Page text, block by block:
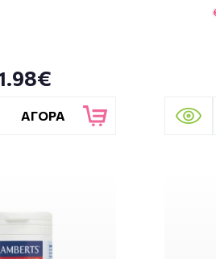
ΑΓΟΡΑ